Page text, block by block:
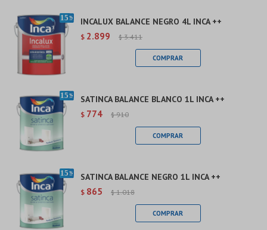
INCALUX BALANCE NEGRO 4L INCA ++
$ 2.899 $ 3.411
SATINCA BALANCE BLANCO 1L INCA ++
$ 774 $ 910
SATINCA BALANCE NEGRO 1L INCA ++
$ 865 $ 1.018